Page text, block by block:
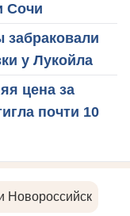
Сочи
у Лукойла
цена за
почти 10
Новороссийск